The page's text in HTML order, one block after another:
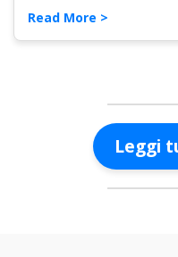
Read More >
Leggi